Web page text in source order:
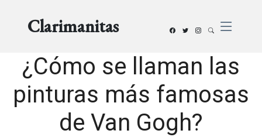
Clarimanitas
¿Cómo se llaman las
pinturas más famosas
de Van Gogh?